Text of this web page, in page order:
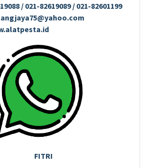
/ 021-82619089 / 021-82601199
FITRI